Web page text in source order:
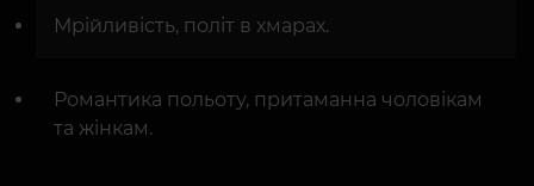
Мрійливість, політ в хмарах.
Романтика польоту, притаманна чоловікам
та жінкам.